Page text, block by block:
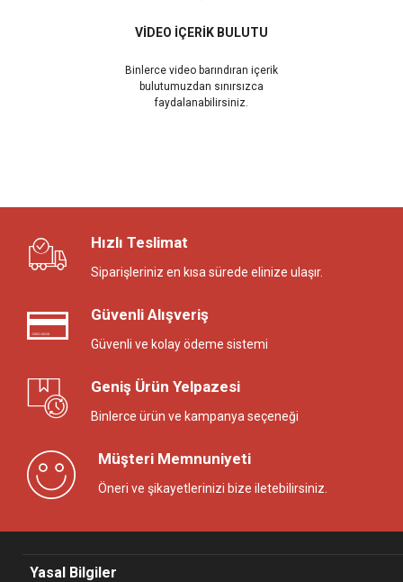
VİDEO İÇERİK BULUTU
Binlerce video barındıran içerik
bulutumuzdan sınırsızca
faydalanabilirsiniz.
Hızlı Teslimat
Siparişleriniz en kısa sürede elinize ulaşır.
Güvenli Alışveriş
Güvenli ve kolay ödeme sistemi
Geniş Ürün Yelpazesi
Binlerce ürün ve kampanya seçeneği
Müşteri Memnuniyeti
Öneri ve şikayetlerinizi bize iletebilirsiniz.
Yasal Bilgiler